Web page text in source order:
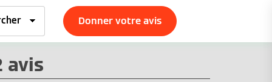
Donner votre avis
avis